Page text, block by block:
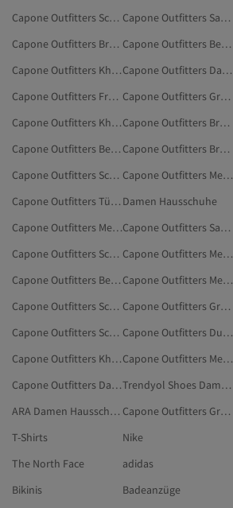
Capone Outfitters Schwarz Sandalen
Capone Outfitters Sandalen & Pantoletten
Capone Outfitters Braun Hausschuhe & Hausstiefel
Capone Outfitters Beige Hausschuhe & Hausstiefel
Capone Outfitters Khaki Schuhe
Capone Outfitters Damen Freizeitschuhe
Capone Outfitters Freizeitschuhe
Capone Outfitters Grün Sandalen & Pantoletten
Capone Outfitters Khaki Freizeitschuhe
Capone Outfitters Braun Sandalen & Pantoletten
Capone Outfitters Beige Sandalen & Pantoletten
Capone Outfitters Braun Schuhe
Capone Outfitters Schwarz High Heels
Capone Outfitters Metallisch Schuhe
Capone Outfitters Türkis Sandalen & Pantoletten Damen Hausschuhe
Capone Outfitters Mehrfarbig Sandalen & Pantoletten
Capone Outfitters Sandalen
Capone Outfitters Schwarz Loafer-Schuhe
Capone Outfitters Metallisch Freizeitschuhe
Capone Outfitters Beige Freizeitschuhe
Capone Outfitters Mehrfarbig Freizeitschuhe
Capone Outfitters Schwarz Sneaker
Capone Outfitters Grau Hausschuhe & Hausstiefel
Capone Outfitters Schwarz Stilettos
Capone Outfitters Dunkelblau Sandalen & Pantoletten
Capone Outfitters Khaki Sandalen & Pantoletten
Capone Outfitters Metallisch Sandalen & Pantoletten
Capone Outfitters Damen Stilettos
Trendyol Shoes Damen Hausschuhe
ARA Damen Hausschuhe
Capone Outfitters Grau Freizeitschuhe
T-Shirts
Nike
The North Face
adidas
Bikinis
Badeanzüge